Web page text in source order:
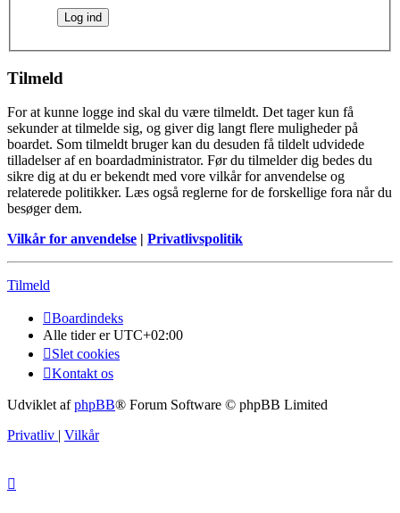
Tilmeld
For at kunne logge ind skal du være tilmeldt. Det tager kun få
sekunder at tilmelde sig, og giver dig langt flere muligheder på
boardet. Som tilmeldt bruger kan du desuden få tildelt udvidede
tilladelser af en boardadministrator. Før du tilmelder dig bedes du
sikre dig at du er bekendt med vore vilkår for anvendelse og
relaterede politikker. Læs også reglerne for de forskellige fora når du
besøger dem.
Vilkår for anvendelse | Privatlivspolitik
Tilmeld
Boardindeks
Alle tider erUTC+02:00
Slet cookies
Kontakt os
Udviklet afphpBB® Forum Software © phpBB Limited
Privatliv | Vilkår